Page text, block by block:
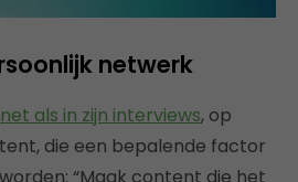
netwerk
net als in zijn interviews, op
die een bepalende factor